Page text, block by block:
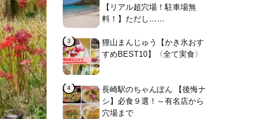
【リアル超穴場！駐車場無
料！】ただし……
狸山まんじゅう【かき氷おす
すめBEST10】〈全て実食〉
長崎駅のちゃんぽん 【後悔ナ
シ】必食９選！～有名店から
穴場まで